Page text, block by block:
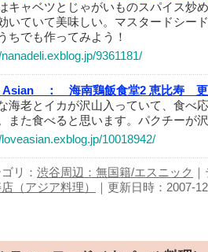
キャベツとじゃがいものスパイス炒
いていて美味しい。マスタードシー
ちでも作ってみよう！
9361181/
Asian ：
海南鶏飯食堂2 恵比寿
海老とイカが沢山入っていて、食べ
また食べると思います。パクチーが
10018942/
リ： 渋谷周辺：無国籍/エスニック
（アジア料理）
｜更新日時：2007-